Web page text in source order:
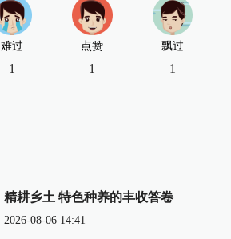
难过
1
点赞
1
飘过
1
精耕乡土 特色种养的丰收答卷
2026-08-06 14:41